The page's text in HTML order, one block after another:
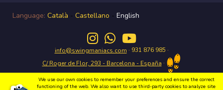
Language: Català - Castellano - English
info@swingmaniacs.com · 931 876 985 ·
C/ Roger de Flor, 293 - Barcelona - España ·
We use our own cookies to remember your preferences and ensure the correct
functioning of the web. We also want to use third-party cookies to analyze site